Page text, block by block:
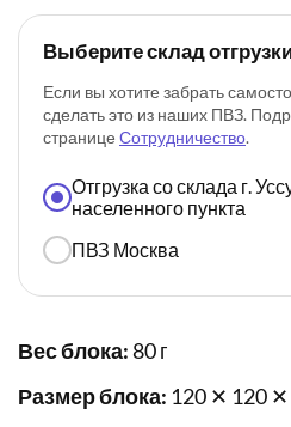
Выберите склад
Если вы хотите забрать
сделать это из наших ПВЗ.
странице Сотрудничество.
Отгрузка со склада г.
населенного пункта
ПВЗ Москва
Вес блока:80 г
Размер блока: 120 ✕ 120